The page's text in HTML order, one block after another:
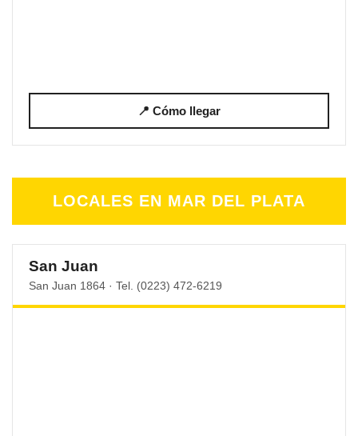
📍 Cómo llegar
LOCALES EN MAR DEL PLATA
San Juan
San Juan 1864 · Tel. (0223) 472-6219